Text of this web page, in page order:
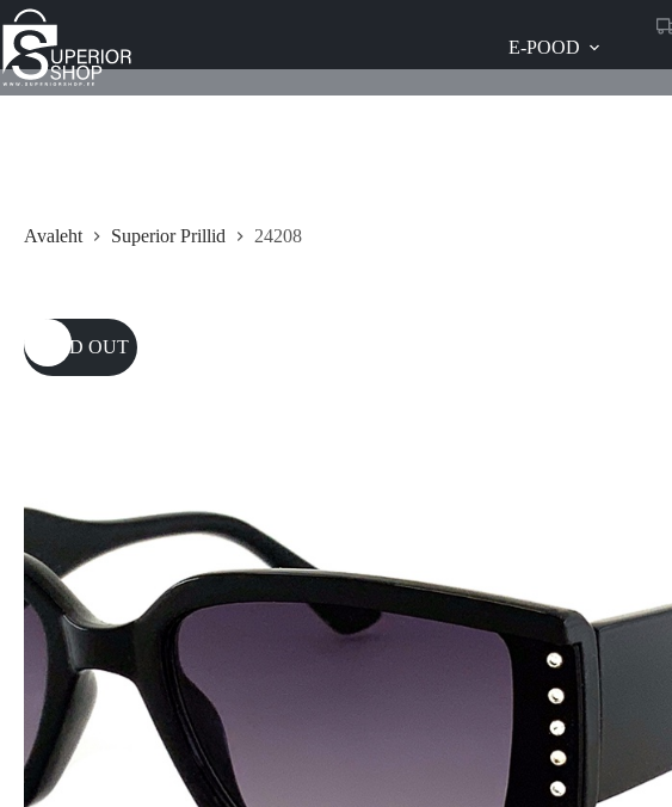
Skip
to
content
E-POOD
Avaleht Superior Prillid 24208
SOLD OUT